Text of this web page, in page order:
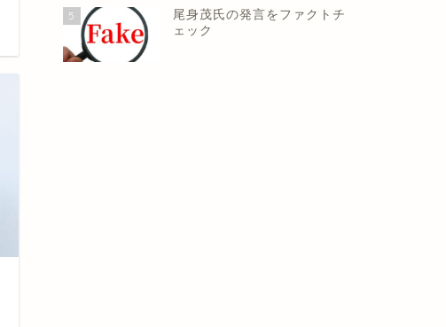
5
尾身茂氏の発言をファクトチ
ェック